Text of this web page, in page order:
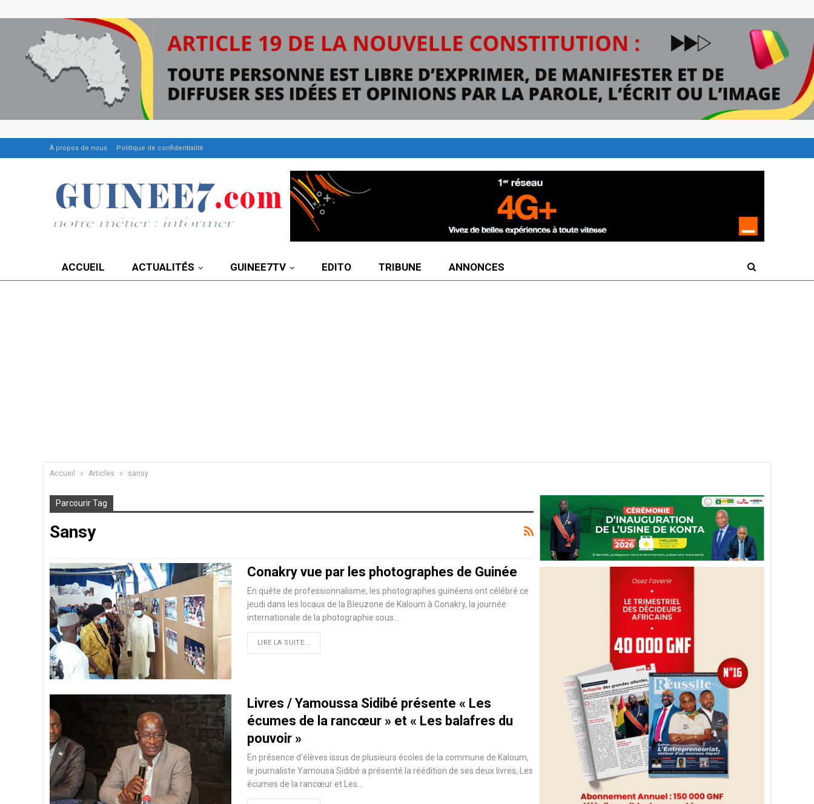
À propos de nous Politique de confidentialité
ACCUEIL ACTUALITÉS GUINEE7TV EDITO TRIBUNE ANNONCES
Accueil Articles sansy
Parcourir Tag
Sansy
Conakry vue par les photographes de Guinée
En quête de professionnalisme, les photographes guinéens ont célébré ce
jeudi dans les locaux de la Bleuzone de Kaloum à Conakry, la journée
internationale de la photographie sous…
LIRE LA SUITE...
Livres / Yamoussa Sidibé présente « Les
écumes de la rancœur » et « Les balafres du
pouvoir »
En présence d'élèves issus de plusieurs écoles de la commune de Kaloum,
le journaliste Yamousa Sidibé a présenté la réédition de ses deux livres, Les
écumes de la rancœur et Les